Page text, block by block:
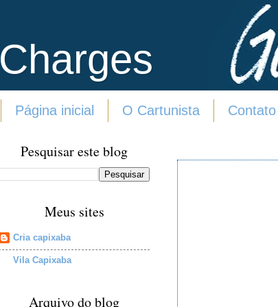
Charges
Página inicial O Cartunista Contato
Pesquisar este blog
Meus sites
Cria capixaba
Vila Capixaba
Arquivo do blog